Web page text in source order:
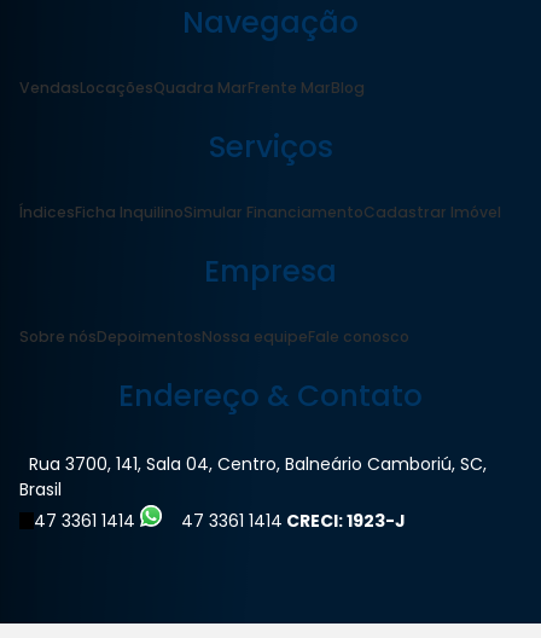
Navegação
VendasLocaçõesQuadra MarFrente MarBlog
Serviços
ÍndicesFicha InquilinoSimular FinanciamentoCadastrar Imóvel
Empresa
Sobre nósDepoimentosNossa equipeFale conosco
Endereço & Contato
Rua 3700, 141, Sala 04, Centro, Balneário Camboriú, SC,
Brasil
47 3361 1414
47 3361 1414 CRECI: 1923-J